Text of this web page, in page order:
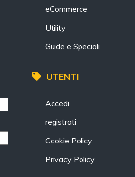
eCommerce
Utility
Guide e Speciali
UTENTI
Accedi
registrati
Cookie Policy
Privacy Policy